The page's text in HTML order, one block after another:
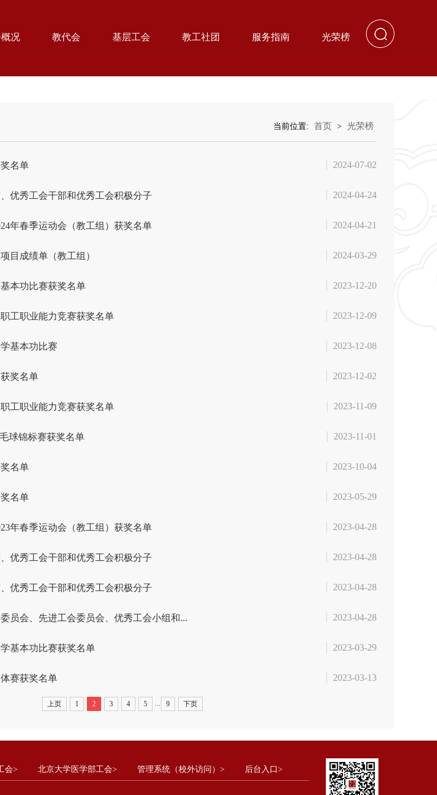
况 教代会 基层工会 教工社团 服务指南 光荣榜
当前位置: 首页 > 光荣榜
名单 2024-07-02
优秀工会干部和优秀工会积极分子 2024-04-24
年春季运动会（教工组）获奖名单 2024-04-21
目成绩单（教工组） 2024-03-29
本功比赛获奖名单 2023-12-20
工职业能力竞赛获奖名单 2023-12-09
基本功比赛 2023-12-08
奖名单 2023-12-02
工职业能力竞赛获奖名单 2023-11-09
球锦标赛获奖名单 2023-11-01
名单 2023-10-04
名单 2023-05-29
年春季运动会（教工组）获奖名单 2023-04-28
优秀工会干部和优秀工会积极分子 2023-04-28
优秀工会干部和优秀工会积极分子 2023-04-28
员会、先进工会委员会、优秀工会小组和... 2023-04-28
基本功比赛获奖名单 2023-03-29
赛获奖名单 2023-03-13
上页 1 2 3 4 5 9 下页
会> 北京大学医学部工会> 管理系统（校外访问）> 后台入口>